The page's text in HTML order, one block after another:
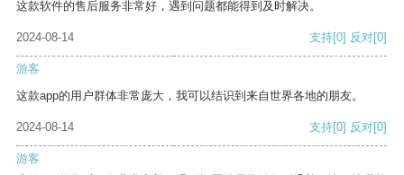
这款软件的售后服务非常好，遇到问题都能得到及时解决。
2024-08-14 支持[0] 反对[0]
游客
这款app的用户群体非常庞大，我可以结识到来自世界各地的朋友。
2024-08-14 支持[0] 反对[0]
游客